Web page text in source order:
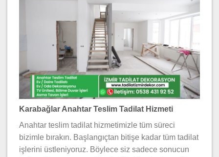
Karabağlar Anahtar Teslim Tadilat Hizmeti
Anahtar teslim tadilat hizmetimizle tüm süreci
bizimle bırakın. Başlangıçtan bitişe kadar tüm tadilat
işlerini üstleniyoruz. Böylece siz sadece sonucun